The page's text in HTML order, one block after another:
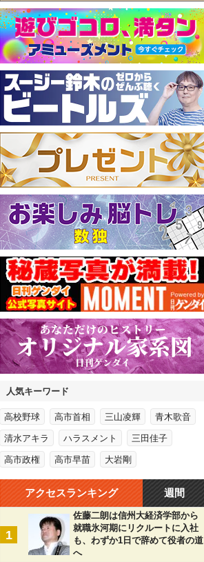
人気キーワード
高校野球 高市首相 三山凌輝 青木歌音
清水アキラ ハラスメント 三田佳子
高市政権 高市早苗 大岩剛
アクセスランキング 週間
1
佐藤二朗は信州大経済学部から
就職氷河期にリクルートに入社
も、わずか1日で辞めて役者の道
へ